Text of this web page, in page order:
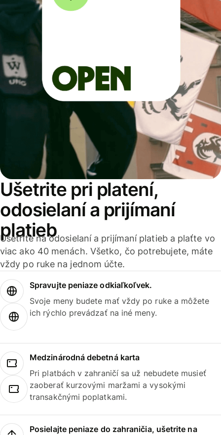
Ušetrite pri platení,
odosielaní a prijímaní
platieb
Ušetrite na odosielaní a prijímaní platieb a plaťte vo
viac ako 40 menách. Všetko, čo potrebujete, máte
vždy po ruke na jednom účte.
Spravujte peniaze odkiaľkoľvek.
Svoje meny budete mať vždy po ruke a môžete
ich rýchlo prevádzať na iné meny.
Medzinárodná debetná karta
Pri platbách v zahraničí sa už nebudete musieť
zaoberať kurzovými maržami a vysokými
transakčnými poplatkami.
Posielajte peniaze do zahraničia, ušetrite na